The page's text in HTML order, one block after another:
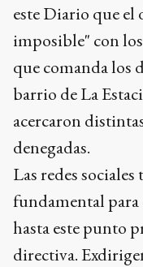
este Diario que el
imposible" con
que comanda los
barrio de La
acercaron
denegadas.
Las redes
fundamental
hasta este punto
directiva.